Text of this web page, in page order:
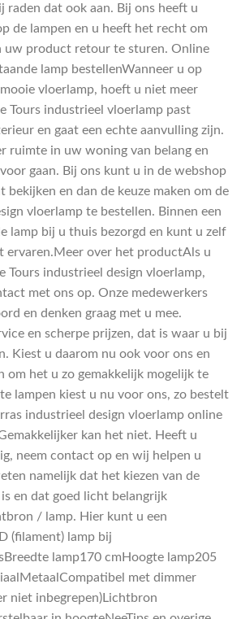
raden dat ook aan. Bij ons heeft u
de lampen en u heeft het recht om
uw product retour te sturen. Online
lamp bestellenWanneer u op
vloerlamp, hoeft u niet meer
Tours industrieel vloerlamp past
en gaat een echte aanvulling zijn.
ruimte in uw woning van belang en
gaan. Bij ons kunt u in de webshop
bekijken en dan de keuze maken om de
vloerlamp te bestellen. Binnen een
lamp bij u thuis bezorgd en kunt u zelf
ervaren.Meer over het productAls u
Tours industrieel design vloerlamp,
met ons op. Onze medewerkers
en denken graag met u mee.
en scherpe prijzen, dat is waar u bij
Kiest u daarom nu ook voor ons en
om het u zo gemakkelijk mogelijk te
lampen kiest u nu voor ons, zo bestelt
industrieel design vloerlamp online
kan het niet. Heeft u
neem contact op en wij helpen u
namelijk dat het kiezen van de
en dat goed licht belangrijk
/ lamp. Hier kunt u een
(filament) lamp bij
lamp170 cmHoogte lamp205
met dimmer
niet inbegrepen)Lichtbron